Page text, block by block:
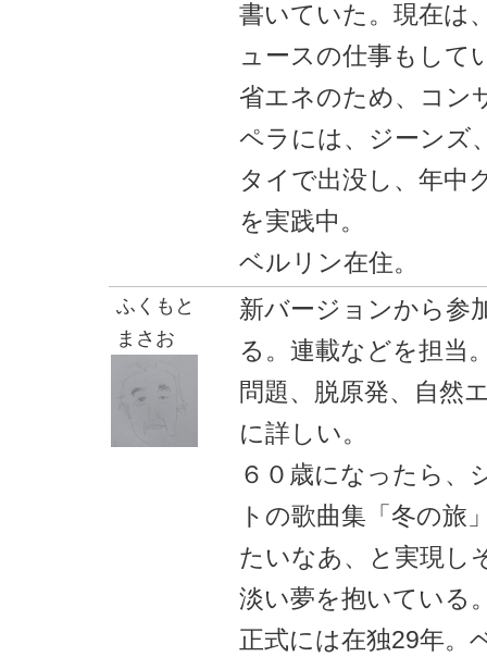
書いていた。現在は
ュースの仕事もして
省エネのため、コン
ペラには、ジーンズ
タイで出没し、年中
を実践中。
ベルリン在住。
ふくもと
まさお
新バージョンから参
る。連載などを担当
問題、脱原発、自然
に詳しい。
６０歳になったら、
トの歌曲集「冬の旅
たいなあ、と実現し
淡い夢を抱いている
正式には在独29年。